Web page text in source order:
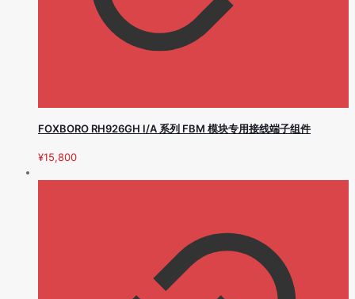
FOXBORO RH926GH I/A 系列 FBM 模块专用接线端子组件
¥15,800